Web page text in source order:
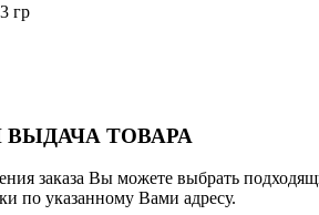
3 гр
ВЫДАЧА ТОВАРА
заказа Вы можете выбрать
по указанному Вами адресу.